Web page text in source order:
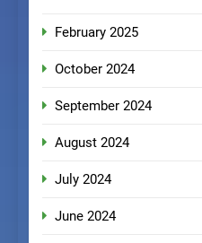
February 2025
October 2024
September 2024
August 2024
July 2024
June 2024